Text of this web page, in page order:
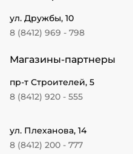
ул. Дружбы, 10
8 (8412) 969 - 798
Магазины-партнеры
пр-т Строителей, 5
8 (8412) 920 - 555
ул. Плеханова, 14
8 (8412) 200 - 777